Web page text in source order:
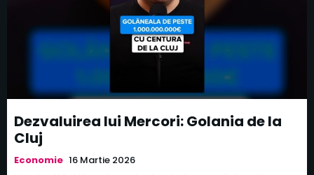
Dezvaluirea lui Mercori: Golania de la
Cluj
Economie 16 Martie 2026